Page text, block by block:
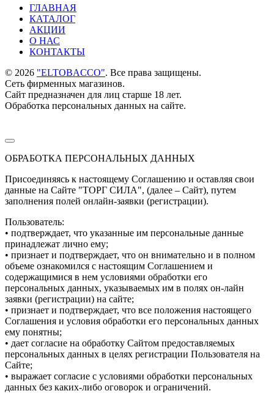
ГЛАВНАЯ
КАТАЛОГ
АКЦИИ
О НАС
КОНТАКТЫ
© 2026 "ELTOBACCO". Все права защищены.
Сеть фирменных магазинов.
Сайт предназначен для лиц старше 18 лет.
Обработка персональных данных на сайте.
ОБРАБОТКА ПЕРСОНАЛЬНЫХ ДАННЫХ
Присоединяясь к настоящему Соглашению и оставляя свои
данные на Сайте "ТОРГ СИЛА", (далее – Сайт), путем
заполнения полей онлайн-заявки (регистрации).
Пользователь:
• подтверждает, что указанные им персональные данные
принадлежат лично ему;
• признает и подтверждает, что он внимательно и в полном
объеме ознакомился с настоящим Соглашением и
содержащимися в нем условиями обработки его
персональных данных, указываемых им в полях он-лайн
заявки (регистрации) на сайте;
• признает и подтверждает, что все положения настоящего
Соглашения и условия обработки его персональных данных
ему понятны;
• дает согласие на обработку Сайтом предоставляемых
персональных данных в целях регистрации Пользователя на
Сайте;
• выражает согласие с условиями обработки персональных
данных без каких-либо оговорок и ограничений.